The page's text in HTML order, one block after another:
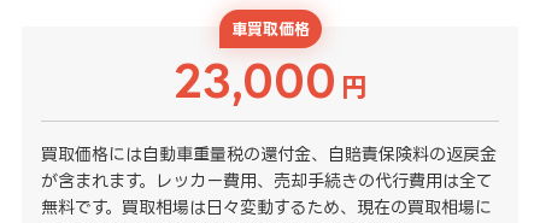
車買取価格
23,000 円
買取価格には自動車重量税の還付金、自賠責保険料の返戻金
が含まれます。レッカー費用、売却手続きの代行費用は全て
無料です。買取相場は日々変動するため、現在の買取相場に